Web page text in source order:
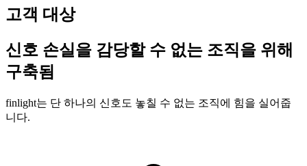
고객 대상
신호 손실을 감당할 수 없는 조직을 위해
구축됨
finlight는 단 하나의 신호도 놓칠 수 없는 조직에 힘을 실어줍
니다.